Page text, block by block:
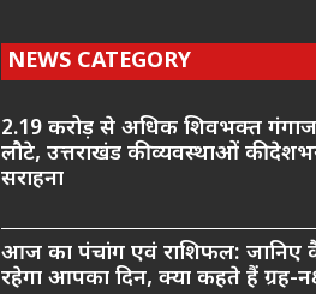
NEWS CATEGORY
2.19 करोड़ से अधिक शिवभक्त
लौटे, उत्तराखंड की व्यवस्थाओं की
सराहना
आज का पंचांग एवं राशिफल: जानिए
रहेगा आपका दिन, क्या कहते हैं ग्रह-